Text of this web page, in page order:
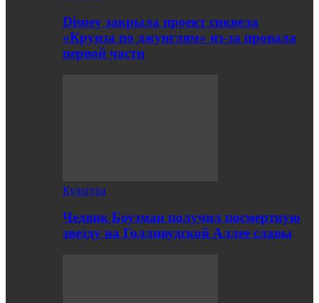
Disney закрыла проект сиквела
«Круиза по джунглям» из-за провала
первой части
Культура
Чедвик Боузман получил посмертную
звезду на Голливудской Аллее славы